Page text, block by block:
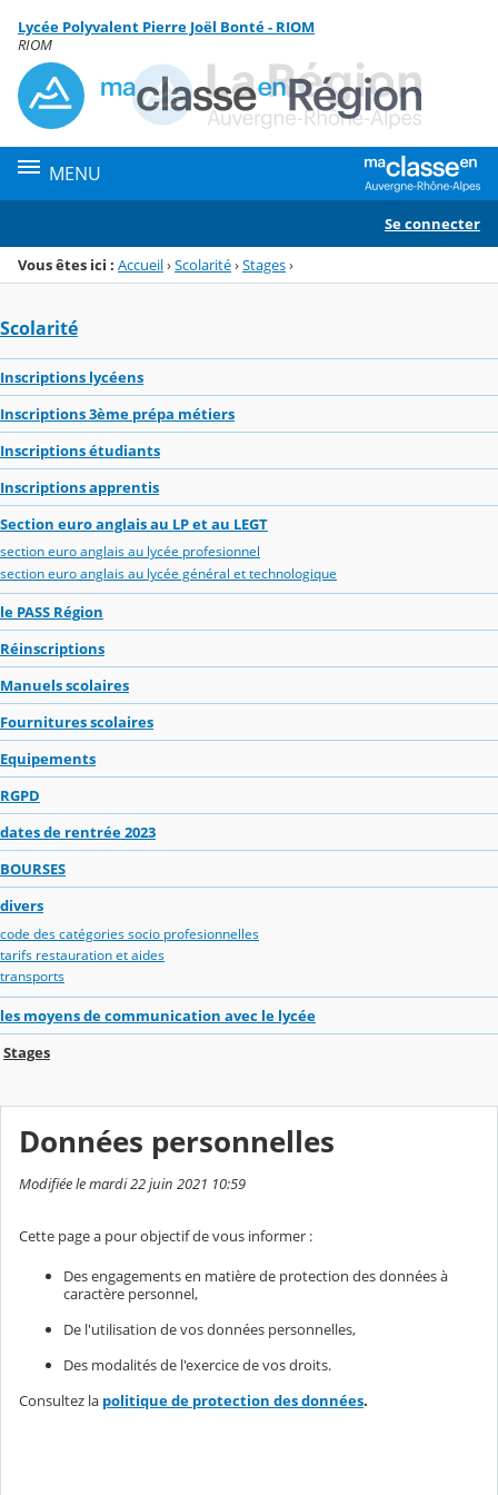
Menu de la rubrique
Contenu
Lycée Polyvalent Pierre Joël Bonté - RIOM
RIOM
MENU
Se connecter
Vous êtes ici : Accueil›Scolarité›Stages›
Scolarité
Inscriptions lycéens
Inscriptions 3ème prépa métiers
Inscriptions étudiants
Inscriptions apprentis
Section euro anglais au LP et au LEGT
section euro anglais au lycée profesionnel
section euro anglais au lycée général et technologique
le PASS Région
Réinscriptions
Manuels scolaires
Fournitures scolaires
Equipements
RGPD
dates de rentrée 2023
BOURSES
divers
code des catégories socio profesionnelles
tarifs restauration et aides
transports
les moyens de communication avec le lycée
Stages
Données personnelles
Modifiée le mardi 22 juin 2021 10:59
Cette page a pour objectif de vous informer :
Des engagements en matière de protection des données à
caractère personnel,
De l'utilisation de vos données personnelles,
Des modalités de l'exercice de vos droits.
Consultez la politique de protection des données.